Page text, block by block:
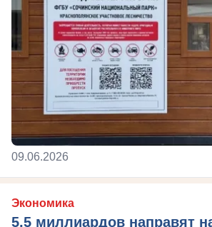
09.06.2026
Экономика
5,5 миллиардов направят